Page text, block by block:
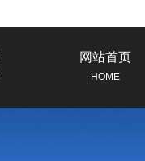
网站首页
HOME